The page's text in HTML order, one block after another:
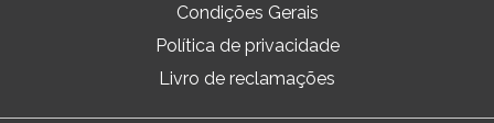
Condições Gerais
Política de privacidade
Livro de reclamações